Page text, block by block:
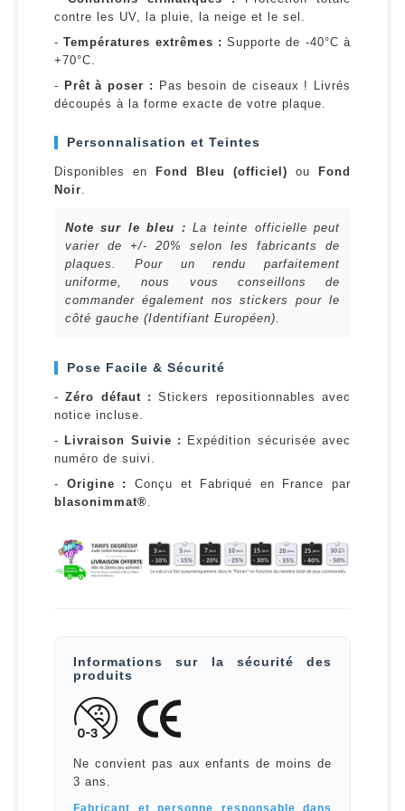
contre les UV, la pluie, la neige et le sel.
-Températures extrêmes : Supporte de -40°C à
+70°C.
- Prêt à poser :
Pas besoin de ciseaux ! Livrés
découpés à la forme exacte de votre plaque.
Personnalisation et Teintes
Disponibles en Fond Bleu (officiel) ou
Fond
Noir.
Note sur le bleu : La teinte officielle peut
varier de +/- 20% selon les fabricants de
plaques. Pour un rendu parfaitement
uniforme, nous vous conseillons de
commander également nos stickers pour le
côté gauche (Identifiant Européen).
Pose Facile & Sécurité
-Zéro défaut : Stickers repositionnables avec
notice incluse.
- Livraison Suivie :
Expédition sécurisée avec
numéro de suivi.
- Origine :
Conçu et Fabriqué en France par
blasonimmat®.
Informations sur la sécurité des
produits
Ne convient pas aux enfants de moins de
3 ans.
Fabricant et personne responsable dans